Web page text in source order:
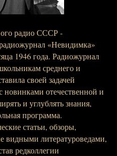
радио СССР -
«Невидимка»
1946 года. Радиожурнал
среднего и
своей задачей
отечественной и
и углублять знания,
программа.
статьи, обзоры,
видными литературоведами,
редколлегии